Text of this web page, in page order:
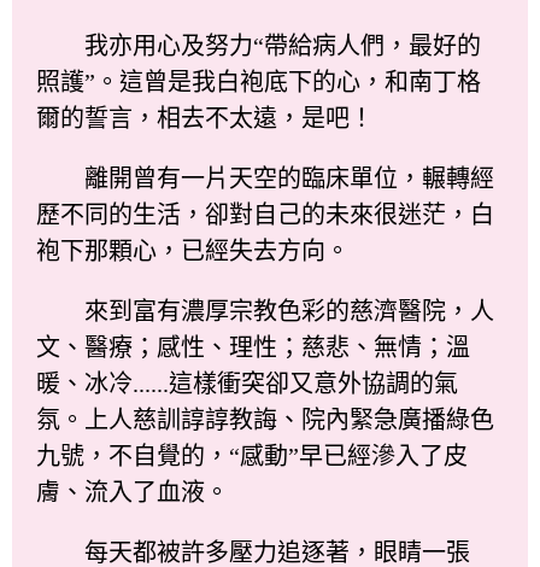
我亦用心及努力“帶給病人們，最好的
照護”。這曾是我白袍底下的心，和南丁格
爾的誓言，相去不太遠，是吧！
離開曾有一片天空的臨床單位，輾轉經
歷不同的生活，卻對自己的未來很迷茫，白
袍下那顆心，已經失去方向。
來到富有濃厚宗教色彩的慈濟醫院，人
文、醫療；感性、理性；慈悲、無情；溫
暖、冰冷......這樣衝突卻又意外協調的氣
氛。上人慈訓諄諄教誨、院內緊急廣播綠色
九號，不自覺的，“感動”早已經滲入了皮
膚、流入了血液。
每天都被許多壓力追逐著，眼睛一張